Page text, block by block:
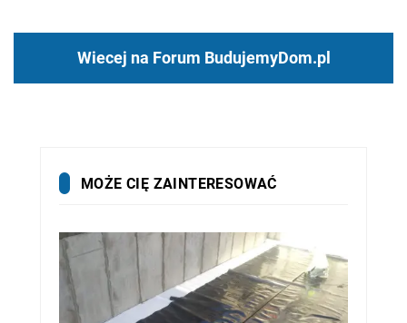
Wiecej na Forum BudujemyDom.pl
MOŻE CIĘ ZAINTERESOWAĆ